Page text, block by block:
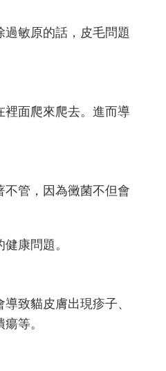
敏原的話，皮毛問題
面爬來爬去。進而導
管，因為黴菌不但會
康問題。
致貓皮膚出現疹子、
等。